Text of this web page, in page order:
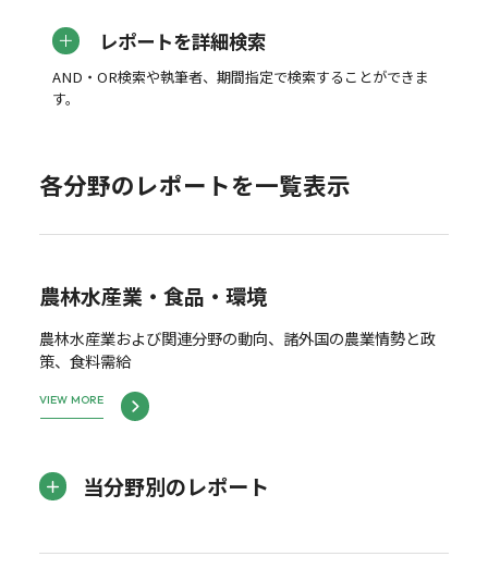
レポートを詳細検索
AND・OR検索や執筆者、期間指定で検索することができま
す。
各分野のレポートを一覧表示
農林水産業・食品・環境
農林水産業および関連分野の動向、諸外国の農業情勢と政
策、食料需給
VIEW MORE
当分野別のレポート